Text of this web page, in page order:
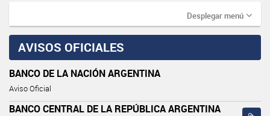
Desplegar menú
AVISOS OFICIALES
BANCO DE LA NACIÓN ARGENTINA
Aviso Oficial
BANCO CENTRAL DE LA REPÚBLICA ARGENTINA